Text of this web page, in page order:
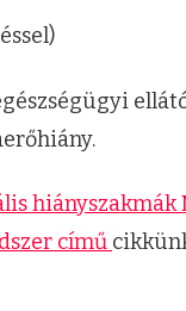
című